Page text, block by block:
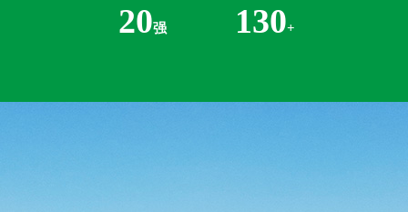
20强 130+